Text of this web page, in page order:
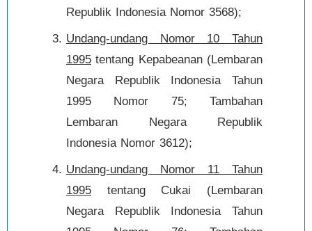
Republik Indonesia Nomor 3568);
Undang-undang Nomor 10 Tahun
1995 tentang Kepabeanan (Lembaran
Negara Republik Indonesia Tahun
1995 Nomor 75; Tambahan
Lembaran Negara Republik
Indonesia Nomor 3612);
Undang-undang Nomor 11 Tahun
1995 tentang Cukai (Lembaran
Negara Republik Indonesia Tahun